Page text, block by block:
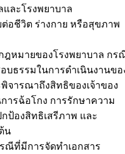
ละโรงพยาบาล
ต่อชีวิต ร่างกาย หรือสุขภาพ
ฎหมายของโรงพยาบาล กร
บธรรมในการดำเนินงานขอ
จารณาถึงสิทธิของเจ้าของ
ารฉ้อโกง การรักษาความ
ป้องสิทธิเสรีภาพ และ
น
ณีที่มีการจัดทำเอกสาร